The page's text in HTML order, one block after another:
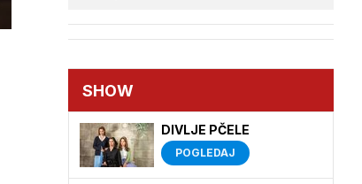
SHOW
DIVLJE PČELE
POGLEDAJ